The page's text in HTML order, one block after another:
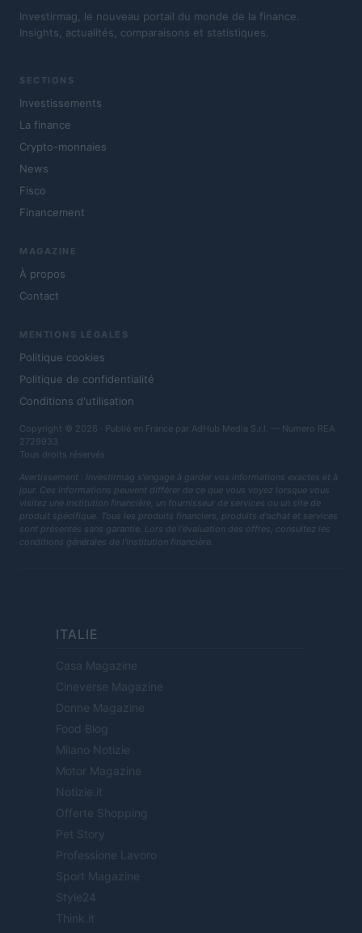
Investirmag, le nouveau portail du monde de la finance.
Insights, actualités, comparaisons et statistiques.
SECTIONS
Investissements
La finance
Crypto-monnaies
News
Fisco
Financement
MAGAZINE
À propos
Contact
MENTIONS LÉGALES
Politique cookies
Politique de confidentialité
Conditions d'utilisation
Copyright © 2026 · Publié en France par AdHub Media S.r.l. — Numero REA
2729933
Tous droits réservés
Avertissement : Investirmag s'engage à garder vos informations exactes et à
jour. Ces informations peuvent différer de ce que vous voyez lorsque vous
visitez une institution financière, un fournisseur de services ou un site de
produit spécifique. Tous les produits financiers, produits d'achat et services
sont présentés sans garantie. Lors de l'évaluation des offres, consultez les
conditions générales de l'institution financière.
ITALIE
Casa Magazine
Cineverse Magazine
Donne Magazine
Food Blog
Milano Notizie
Motor Magazine
Notizie.it
Offerte Shopping
Pet Story
Professione Lavoro
Sport Magazine
Style24
Think.it